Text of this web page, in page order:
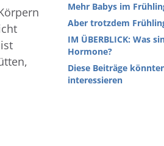
Mehr Babys im
Aber trotzdem
IM ÜBERBLICK: Was
Hormone?
Diese Beiträge
interessieren